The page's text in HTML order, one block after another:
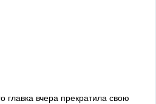
главка вчера прекратила свою